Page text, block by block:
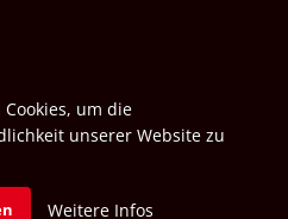
um die
unserer Website zu
Weitere Infos